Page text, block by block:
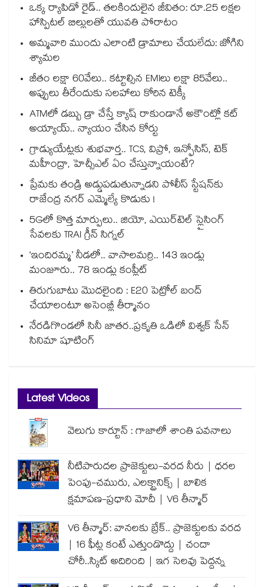
ఒక్క ర్యాపిడో రైడ్.. తలకిందులైన జీవితం: రూ.25 లక్షల
హాస్పిటల్ బిల్లులతో యువతి పోరాటం
అమ్మవారి ముందు ఎలాంటి డ్రామాలు చేయలేదు: జోగిని
శ్యామల
జీతం లక్షా 60వేలు.. కట్టాల్సిన EMIలు లక్షా 85వేలు..
అప్పులు తీరేందుకు సలహాలు కోరిన టెక్కీ
ATMలో డబ్బు డ్రా చేస్తే క్యాష్ రాకుండానే అకౌంట్లో కట్
అయ్యాయ్.. న్యాయం చేసిన కోర్టు
గ్రాడ్యుయేట్లకు శుభవార్త.. TCS, విప్రో, ఇన్ఫోసిస్, టెక్
మహీంద్రా, హెచ్సీఎల్ ఏం చేస్తున్నాయంటే?
ప్రేమకు తండ్రి అడ్డుపడుతున్నాడని పోలీస్ స్టేషన్⁪కు
రాజేంద్ర నగర్ ఎమ్మెల్యే కొడుకు !
5Gలో కొత్త మార్పులు.. జియో, ఎయిర్‌టెల్ స్లైసింగ్
సేవలకు TRAI గ్రీన్ సిగ్నల్
‘ఇందిరమ్మ’ నీడలో.. వాసాలమర్రి.. 143 ఇండ్లు
మంజూరు.. 78 ఇండ్లు కంప్లీట్
తిరుగుబాటు మొదలైంది : E20 పెట్రోల్ బంద్
చేయాలంటూ అసెంబ్లీ తీర్మానం
నేరడిగొండలో సినీ జాతర..ప్రకృతి ఒడిలో విశ్వక్ సేన్
సినిమా షూటింగ్
Latest Videos
వెలుగు కార్టూన్ : గాజాలో శాంతి పవనాలు
నీటిపారుదల ప్రాజెక్టులు-వరద నీరు | ధరల
పెంపు-చమురు, ఎలక్ట్రానిక్స్ | బాలిక
క్షమాపణ-ప్రధాని మోదీ | V6 తీన్మార్
V6 తీన్మార్: వానలకు బ్రేక్.. ప్రాజెక్టులకు వరద
| 16 ఫీట్ల కంటే ఎత్తుండొద్దు | చందా
చోరీ..స్కిట్ అదిరింది | ఇగ సెలవు పెద్దన్న